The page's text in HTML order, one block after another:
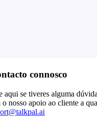
connosco
aqui se tiveres alguma
o nosso apoio ao cliente a